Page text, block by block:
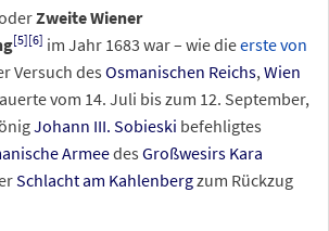
Zweite Wiener
[5][6] im Jahr 1683 war – wie dieerste von
Versuch des Osmanischen Reichs,Wien
vom 14. Juli bis zum 12. September,
Johann III. Sobieski befehligtes
Armeedes Großwesirs Kara
Schlacht am Kahlenbergzum Rückzug